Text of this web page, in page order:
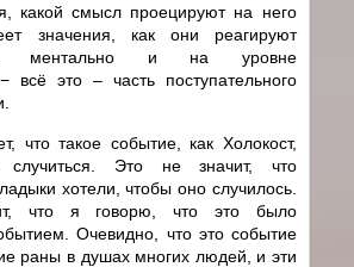
какой смысл проецируют на него
значения, как они реагируют
ментально и на уровне
всё это – часть поступательного
что такое событие, как Холокост,
Это не значит, что
хотели, чтобы оно случилось.
что я говорю, что это было
Очевидно, что это событие
раны в душах многих людей, и эти